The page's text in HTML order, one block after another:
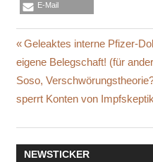
E-Mail
CDC
DR.
MALONE
ERFINDER
TECHNOLOGIE
Vorheriger
Beitrag:
Geleaktes interne Pfizer-
eigene Belegschaft! (für
Nächster
Beitrag:
Soso,
sperrt Konten von
NEWSTICKER